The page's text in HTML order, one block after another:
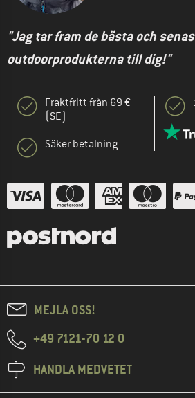
"Jag tar fram de bästa och
outdoorprodukterna till dig!"
Fraktfritt från 69 €
(SE)
Säker betalning
MEJLA OSS!
+49 7121-70 12 0
HANDLA MEDVETET